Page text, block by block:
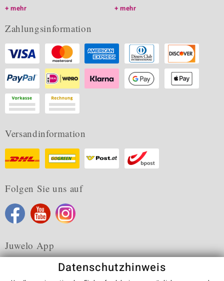
mehr
mehr
Zahlungsinformation
Versandinformation
Folgen Sie uns auf
Juwelo App
Datenschutzhinweis